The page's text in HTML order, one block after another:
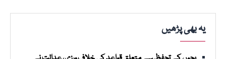
یہ بھی پڑھیں